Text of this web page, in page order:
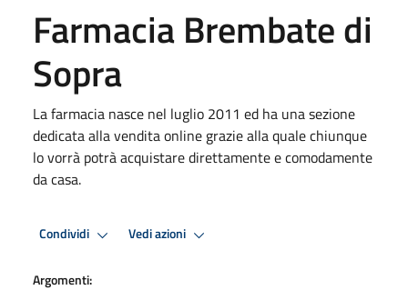
Farmacia Brembate di
Sopra
La farmacia nasce nel luglio 2011 ed ha una sezione
dedicata alla vendita online grazie alla quale chiunque
lo vorrà potrà acquistare direttamente e comodamente
da casa.
Condividi Vedi azioni
Argomenti: